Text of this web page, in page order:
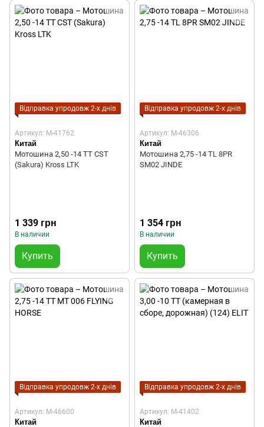
Відправка упродовж 2-х днів
Артикул: M-41762
Китай
Мотошина 2,50 -14 TT CST
(Sakura) Kross LTK
1 339 грн
В наличии
Купить
Відправка упродовж 2-х днів
Артикул: M-46306
Китай
Мотошина 2,75 -14 TL 8PR
SM02 JINDE
1 354 грн
В наличии
Купить
Відправка упродовж 2-х днів
Артикул: M-46600
Китай
Відправка упродовж 2-х днів
Артикул: M-41402
Китай